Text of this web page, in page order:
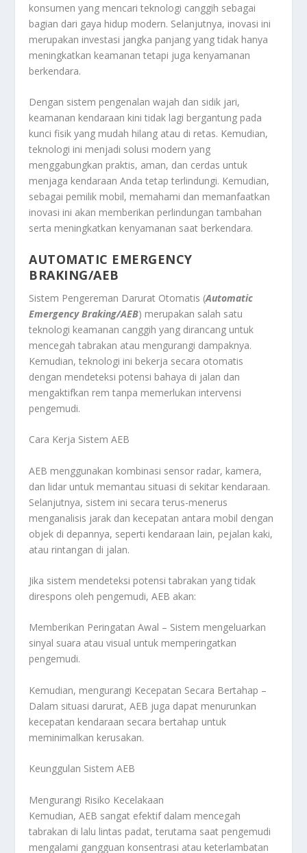
konsumen yang mencari teknologi canggih sebagai
bagian dari gaya hidup modern. Selanjutnya, inovasi ini
merupakan investasi jangka panjang yang tidak hanya
meningkatkan keamanan tetapi juga kenyamanan
berkendara.
Dengan sistem pengenalan wajah dan sidik jari,
keamanan kendaraan kini tidak lagi bergantung pada
kunci fisik yang mudah hilang atau di retas. Kemudian,
teknologi ini menjadi solusi modern yang
menggabungkan praktis, aman, dan cerdas untuk
menjaga kendaraan Anda tetap terlindungi. Kemudian,
sebagai pemilik mobil, memahami dan memanfaatkan
inovasi ini akan memberikan perlindungan tambahan
serta meningkatkan kenyamanan saat berkendara.
AUTOMATIC EMERGENCY
BRAKING/AEB
Sistem Pengereman Darurat Otomatis (Automatic
Emergency Braking/AEB) merupakan salah satu
teknologi keamanan canggih yang dirancang untuk
mencegah tabrakan atau mengurangi dampaknya.
Kemudian, teknologi ini bekerja secara otomatis
dengan mendeteksi potensi bahaya di jalan dan
mengaktifkan rem tanpa memerlukan intervensi
pengemudi.
Cara Kerja Sistem AEB
AEB menggunakan kombinasi sensor radar, kamera,
dan lidar untuk memantau situasi di sekitar kendaraan.
Selanjutnya, sistem ini secara terus-menerus
menganalisis jarak dan kecepatan antara mobil dengan
objek di depannya, seperti kendaraan lain, pejalan kaki,
atau rintangan di jalan.
Jika sistem mendeteksi potensi tabrakan yang tidak
direspons oleh pengemudi, AEB akan:
Memberikan Peringatan Awal – Sistem mengeluarkan
sinyal suara atau visual untuk memperingatkan
pengemudi.
Kemudian, mengurangi Kecepatan Secara Bertahap –
Dalam situasi darurat, AEB juga dapat menurunkan
kecepatan kendaraan secara bertahap untuk
meminimalkan kerusakan.
Keunggulan Sistem AEB
Mengurangi Risiko Kecelakaan
Kemudian, AEB sangat efektif dalam mencegah
tabrakan di lalu lintas padat, terutama saat pengemudi
mengalami gangguan konsentrasi atau keterlambatan